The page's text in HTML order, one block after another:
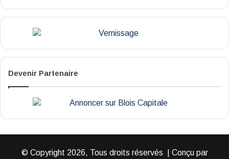
Devenir Partenaire
© Copyright 2026, Tous droits réservés | Conçu par